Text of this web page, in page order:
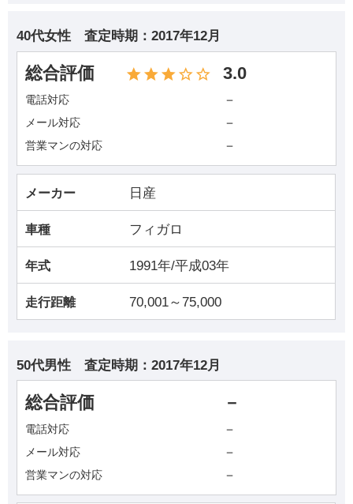
40代女性 査定時期： 2017年12月
総合評価 3.0
電話対応 －
メール対応 －
営業マンの対応 －
メーカー 日産
車種 フィガロ
年式 1991年/平成03年
走行距離 70,001～75,000
50代男性 査定時期： 2017年12月
総合評価 －
電話対応 －
メール対応 －
営業マンの対応 －